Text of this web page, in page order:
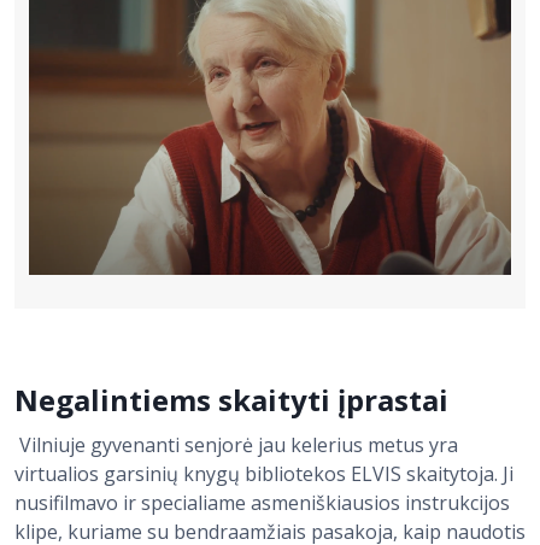
Negalintiems skaityti įprastai
Vilniuje gyvenanti senjorė jau kelerius metus yra
virtualios garsinių knygų bibliotekos ELVIS skaitytoja. Ji
nusifilmavo ir specialiame asmeniškiausios instrukcijos
klipe, kuriame su bendraamžiais pasakoja, kaip naudotis